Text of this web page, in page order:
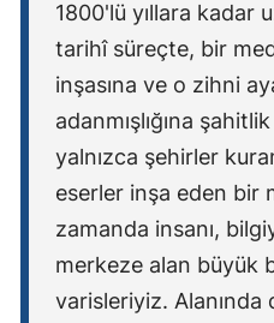
1800'lü yıllara kadar
tarihî süreçte, bir
inşasına ve o zihni
adanmışlığına
yalnızca şehirler
eserler inşa eden bir
zamanda insanı,
merkeze alan büyük
varisleriyiz. Alanında